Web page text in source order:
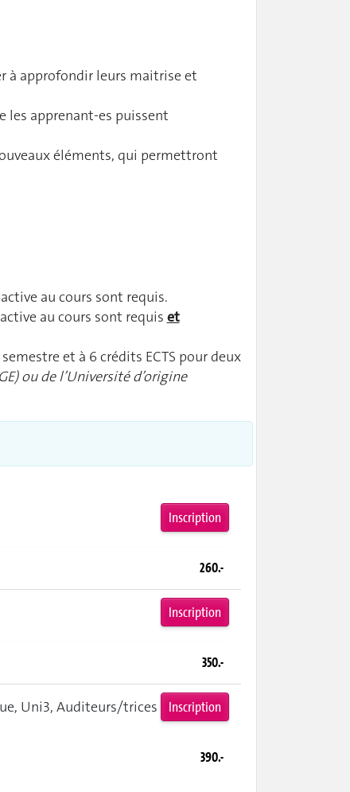
à approfondir leurs maitrise et
les apprenant-es puissent
éléments, qui permettront
au cours sont requis.
au cours sont requis et
et à 6 crédits ECTS pour deux
ou de l’Université d’origine
Inscription
260.-
Inscription
350.-
Uni3, Auditeurs/trices Inscription
390.-